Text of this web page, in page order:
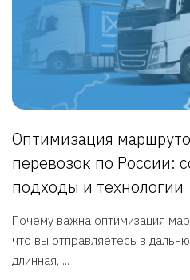
Оптимизация
перевозок по России:
подходы и технологии
Почему важна оптимизация
что вы отправляетесь в
длинная, ...